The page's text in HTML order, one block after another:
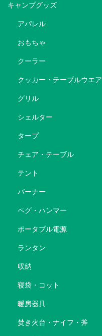
キャンプグッズ
アパレル
おもちゃ
クーラー
クッカー・テーブルウエア
グリル
シェルター
タープ
チェア・テーブル
テント
バーナー
ペグ・ハンマー
ポータブル電源
ランタン
収納
寝袋・コット
暖房器具
焚き火台・ナイフ・斧